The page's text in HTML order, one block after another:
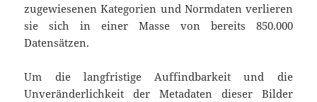
zugewiesenen Kategorien und Normdaten verlieren
sie sich in einer Masse von bereits 850.000
Datensätzen.
Um die langfristige Auffindbarkeit und die
Unveränderlichkeit der Metadaten dieser Bilder